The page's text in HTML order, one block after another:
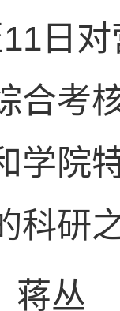
日
合考
学院
科研
蒋丛